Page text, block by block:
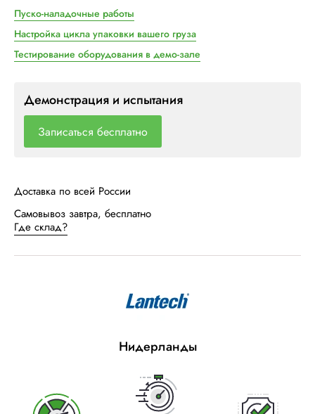
Нидерланды
Пуско-наладочные работы
Настройка цикла упаковки вашего груза
Тестирование оборудования в демо-зале
Демонстрация и испытания
Записаться бесплатно
Доставка по всей России
Самовывоз завтра, бесплатно
Где склад?